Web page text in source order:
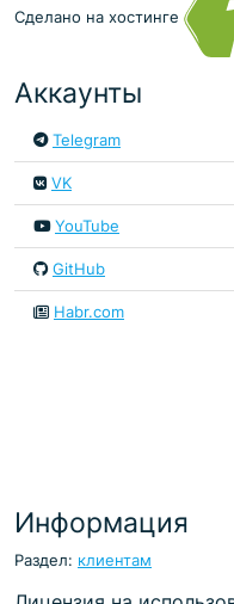
Сделано на хостинге
Аккаунты
Telegram
VK
YouTube
GitHub
Habr.com
Информация
Раздел: клиентам